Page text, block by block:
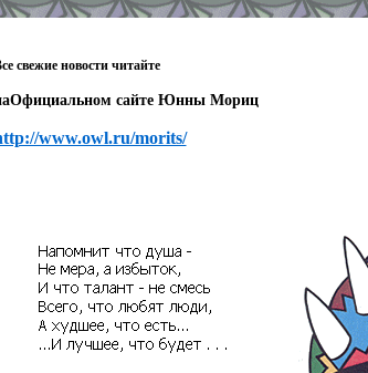
свежие новости читайте
Официальном сайте Юнны Мориц
www.owl.ru/morits/